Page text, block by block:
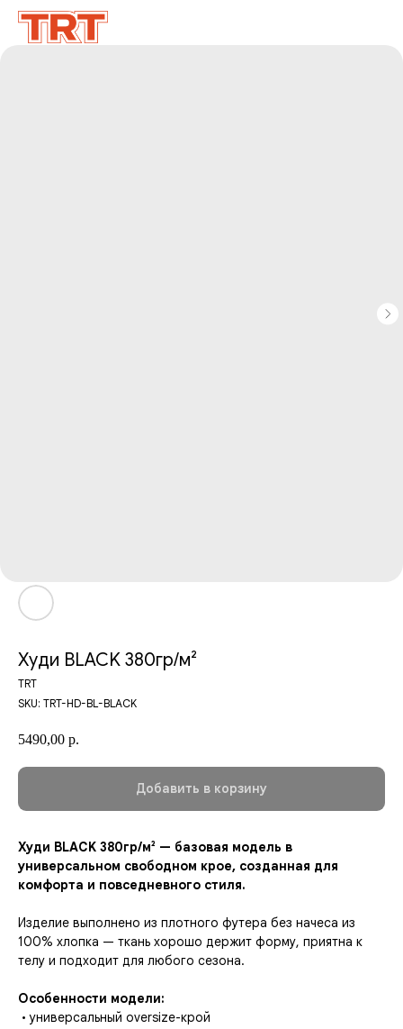
Худи BLACK 380гр/м²
TRT
SKU: TRT-HD-BL-BLACK
5490,00 р.
Добавить в корзину
Худи BLACK 380гр/м² — базовая модель в
универсальном свободном крое, созданная для
комфорта и повседневного стиля.
Изделие выполнено из плотного футера без начеса из
100% хлопка — ткань хорошо держит форму, приятна к
телу и подходит для любого сезона.
Особенности модели:
• универсальный oversize-крой